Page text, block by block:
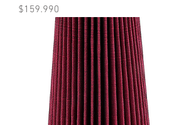
Precio
$159.990